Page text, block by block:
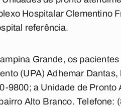
Hospitalar Clementino
referência.
Grande, os
(UPA) Adhemar
9800; a Unidade de
Alto Branco. Telefone: